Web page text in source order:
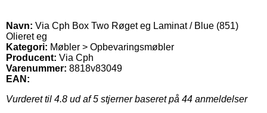
Navn: Via Cph Box Two Røget eg Laminat / Blue (851)
Olieret eg
Kategori: Møbler > Opbevaringsmøbler
Producent: Via Cph
Varenummer: 8818v83049
EAN:
Vurderet til 4.8 ud af 5 stjerner baseret på 44 anmeldelser